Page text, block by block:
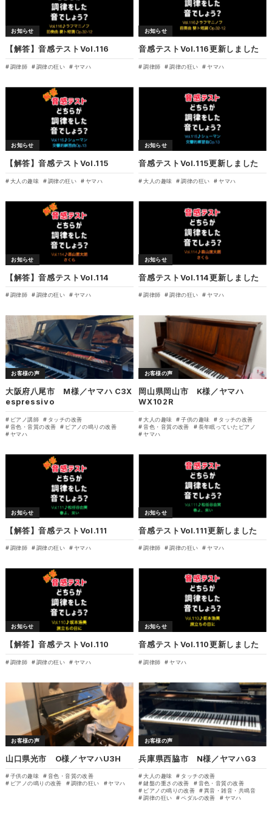
お知らせ
【解答】音感テストVol.116
調律師 調律の狂い ヤマハ
お知らせ
音感テストVol.116更新しました
調律師 調律の狂い ヤマハ
お知らせ
【解答】音感テストVol.115
大人の趣味 調律の狂い ヤマハ
お知らせ
音感テストVol.115更新しました
大人の趣味 調律の狂い ヤマハ
お知らせ
【解答】音感テストVol.114
調律師 調律の狂い ヤマハ
お知らせ
音感テストVol.114更新しました
調律師 調律の狂い ヤマハ
お客様の声
大阪府八尾市 M様／ヤマハ C3X
espressivo
ピアノ講師
タッチの改善
音色・音質の改善
ピアノの鳴りの改善
ヤマハ
お客様の声
岡山県岡山市 K様／ヤマハ
WX102R
大人の趣味 子供の趣味
タッチの改善
音色・音質の改善
長年眠っていたピアノ
ヤマハ
お知らせ
【解答】音感テストVol.111
調律師 調律の狂い ヤマハ
お知らせ
音感テストVol.111更新しました
調律師 調律の狂い ヤマハ
お知らせ
【解答】音感テストVol.110
調律師 調律の狂い ヤマハ
お知らせ
音感テストVol.110更新しました
調律師 ヤマハ
お客様の声
山口県光市 O様／ヤマハU3H
子供の趣味
音色・音質の改善
ピアノの鳴りの改善
調律の狂い ヤマハ
お客様の声
兵庫県西脇市 N様／ヤマハG3
大人の趣味
タッチの改善
鍵盤の重さの改善
音色・音質の改善
ピアノの鳴りの改善
異音・雑音・共鳴音
調律の狂い
ペダルの改善 ヤマハ